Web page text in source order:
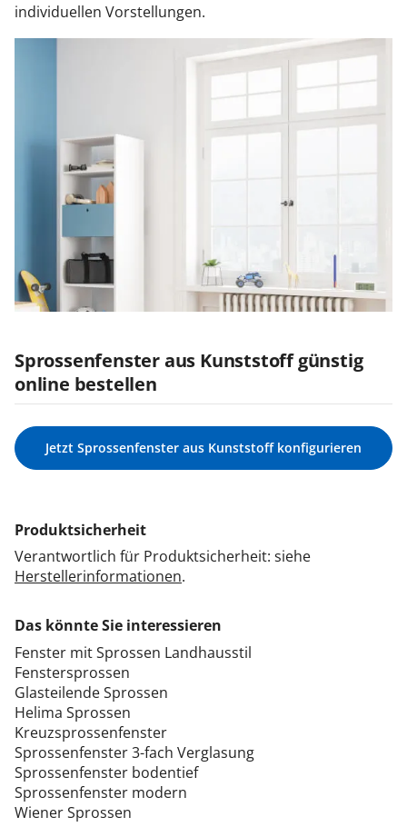
individuellen Vorstellungen.
Sprossenfenster aus Kunststoff günstig
online bestellen
Jetzt Sprossenfenster aus Kunststoff konfigurieren
Produktsicherheit
Verantwortlich für Produktsicherheit: siehe
Herstellerinformationen.
Das könnte Sie interessieren
Fenster mit Sprossen Landhausstil
Fenstersprossen
Glasteilende Sprossen
Helima Sprossen
Kreuzsprossenfenster
Sprossenfenster 3-fach Verglasung
Sprossenfenster bodentief
Sprossenfenster modern
Wiener Sprossen